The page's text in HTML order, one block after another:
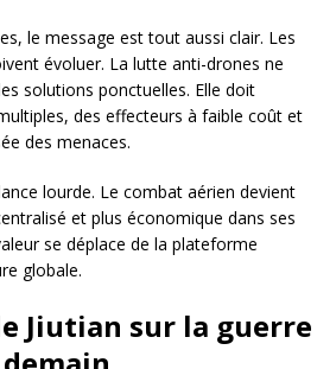
le message est tout aussi clair. Les
évoluer. La lutte anti-drones ne
solutions ponctuelles. Elle doit
des effecteurs à faible coût et
des menaces.
lourde. Le combat aérien devient
et plus économique dans ses
se déplace de la plateforme
globale.
Jiutian sur la guerre